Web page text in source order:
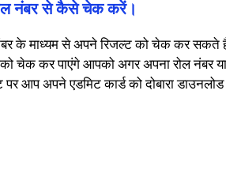
नंबर से कैसे चेक करें।
के माध्यम से अपने रिजल्ट को चेक कर सकते हैं
चेक कर पाएंगे आपको अगर अपना रोल नंबर
पर आप अपने एडमिट कार्ड को दोबारा